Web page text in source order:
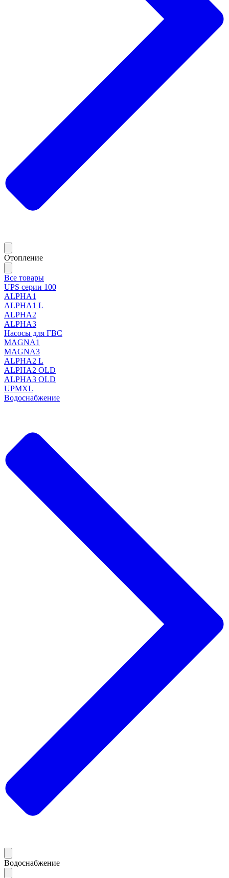
Отопление
Все товары
UPS серии 100
ALPHA1
ALPHA1 L
ALPHA2
ALPHA3
Насосы для ГВС
MAGNA1
MAGNA3
ALPHA2 L
ALPHA2 OLD
ALPHA3 OLD
UPMXL
Водоснабжение
Водоснабжение